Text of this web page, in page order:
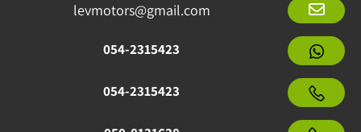
levmotors@gmail.com
054-2315423
054-2315423